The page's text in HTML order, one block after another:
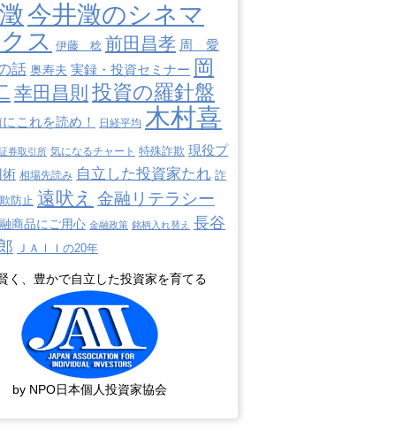
今井澂のシネマ
ス 伊藤 稔 前田昌孝 周 愛
話 奥寿夫 実録・投資セミナー 岡
幸田昌則 投資の羅針盤
これを読め！ 日経平均 木村喜
券取引所 気になるチャート 特殊詐欺 現役プ
術 相場先読み 自立した投資家たれ 詐
防止 遠吠え 金融リテラシー
商品にご用心 金融政策 銘柄入れ替え
長谷
ＪＡＩＩの20年
く、豊かで自立した投資家を育てる
by NPO日本個人投資家協会